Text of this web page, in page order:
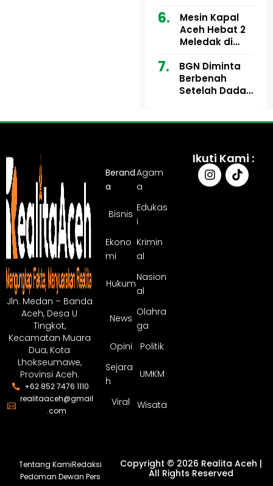
Anggaran
Aceh Utara
Tahun 2024,
Pengembalian
Sepenuhnya
Tuntas
Mesin Kapal
Aceh Hebat 2
Meledak di
Ulee Lheue, 14
Orang Derita
Luka Bakar
BGN Diminta
Berbenah
Setelah Dadan
Jln. Medan – Banda
Aceh, Desa U
Tingkot,
Kecamatan Muara
Dua, Kota
Lhokseumawe,
Provinsi Aceh.
+62 852 7476 1110
realitaaceh@gmail
.com
Berand
a
Agam
a
Bisnis
Edukas
i
Ekono
mi
Krimin
al
Hukum
Nasion
al
News
Olahra
ga
Opini
Politik
Sejara
h
UMKM
Viral Wisata
Ikuti Kami :
Tentang KamiRedaksi
Pedoman Dewan Pers
Copyright © 2026 Realita Aceh |
All Rights Reserved